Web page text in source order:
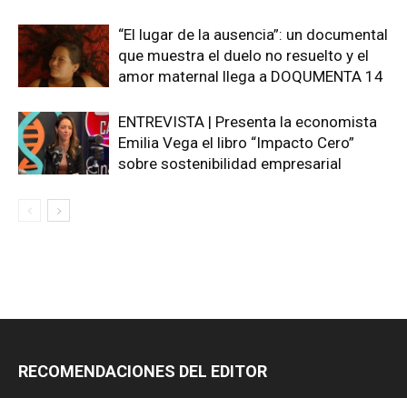
“El lugar de la ausencia”: un documental
que muestra el duelo no resuelto y el
amor maternal llega a DOQUMENTA 14
ENTREVISTA | Presenta la economista
Emilia Vega el libro “Impacto Cero”
sobre sostenibilidad empresarial
RECOMENDACIONES DEL EDITOR